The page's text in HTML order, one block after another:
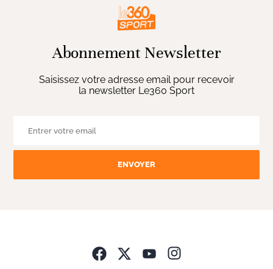
Abonnement Newsletter
Saisissez votre adresse email pour recevoir
la newsletter Le360 Sport
ENVOYER